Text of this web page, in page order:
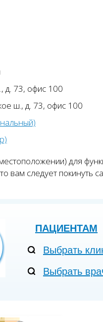
д. 73, офис 100
ш., д. 73, офис 100
для
вам следует покинуть
ПАЦИЕНТАМ
Выбрать
Выбрать